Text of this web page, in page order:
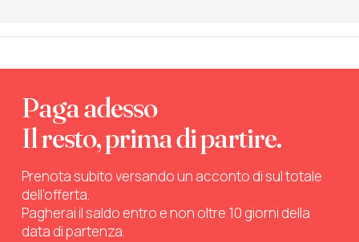
Paga adesso
Il resto, prima di partire.
Prenota subito versando un acconto di sul totale
dell’offerta.
Pagherai il saldo entro e non oltre 10 giorni della
data di partenza.